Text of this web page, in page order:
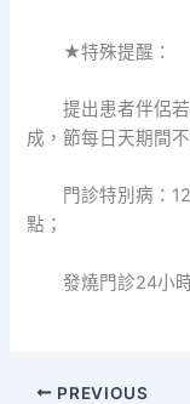
★特殊提醒：
提出患者伴侶
成，節每日天期間
門診特別病：
點；
發燒門診24小
PREVIOUS